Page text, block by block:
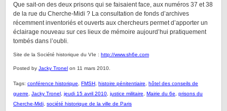
Que sait-on des deux prisons qui se faisaient face, aux numéros 37 et 38
de la rue du Cherche-Midi ? La consultation de fonds d’archives
récemment inventoriés et ouverts aux chercheurs permet d’apporter un
éclairage nouveau sur ces lieux de mémoire aujourd’hui pratiquement
tombés dans l’oubli.
Site de la Société historique du VIe : http://www.sh6e.com
Posted by Jacky Tronel on 11 mars 2010.
Tags: conférence historique FMSH histoire pénitentiaire
hôtel des conseils de
guerre
Jacky Tronel jeudi 15 avril 2010 justice militaire Mairie du 6e
prisons du
Cherche-Midi société historique de la ville de Paris